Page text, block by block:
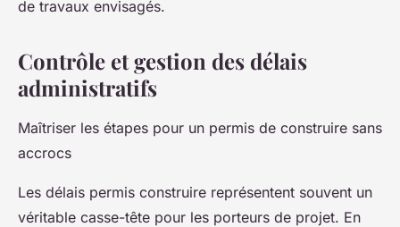
de travaux envisagés.
Contrôle et gestion des délais
administratifs
Maîtriser les étapes pour un permis de construire sans
accrocs
Les délais permis construire représentent souvent un
véritable casse-tête pour les porteurs de projet. En